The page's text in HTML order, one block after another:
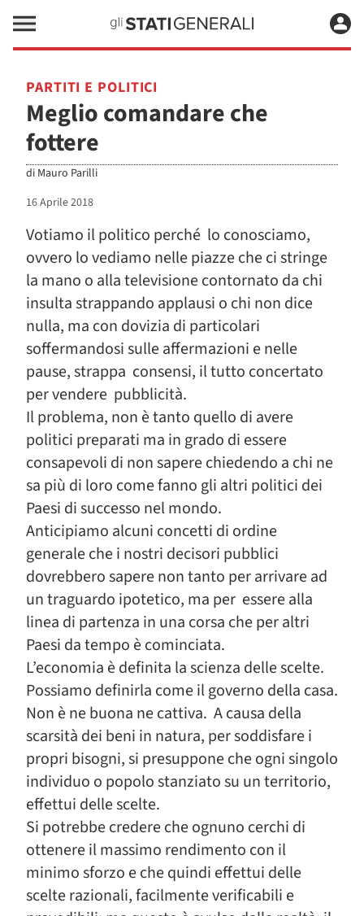
PARTITI E POLITICI
Meglio comandare che
fottere
di Mauro Parilli
16 Aprile 2018
Votiamo il politico perché lo conosciamo,
ovvero lo vediamo nelle piazze che ci stringe
la mano o alla televisione contornato da chi
insulta strappando applausi o chi non dice
nulla, ma con dovizia di particolari
soffermandosi sulle affermazioni e nelle
pause, strappa consensi, il tutto concertato
per vendere pubblicità.
Il problema, non è tanto quello di avere
politici preparati ma in grado di essere
consapevoli di non sapere chiedendo a chi ne
sa più di loro come fanno gli altri politici dei
Paesi di successo nel mondo.
Anticipiamo alcuni concetti di ordine
generale che i nostri decisori pubblici
dovrebbero sapere non tanto per arrivare ad
un traguardo ipotetico, ma per essere alla
linea di partenza in una corsa che per altri
Paesi da tempo è cominciata.
L’economia è definita la scienza delle scelte.
Possiamo definirla come il governo della casa.
Non è ne buona ne cattiva. A causa della
scarsità dei beni in natura, per soddisfare i
propri bisogni, si presuppone che ogni singolo
individuo o popolo stanziato su un territorio,
effettui delle scelte.
Si potrebbe credere che ognuno cerchi di
ottenere il massimo rendimento con il
minimo sforzo e che quindi effettui delle
scelte razionali, facilmente verificabili e